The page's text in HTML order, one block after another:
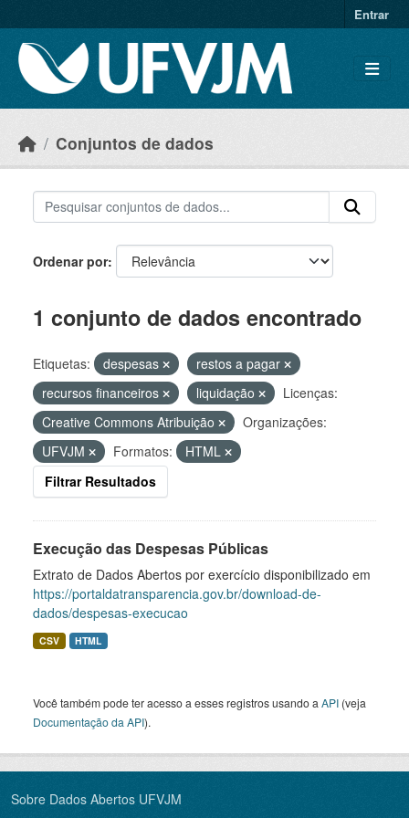
Entrar
Conjuntos de dados
Ordenar por
1 conjunto de dados encontrado
Etiquetas: despesas
restos a pagar
recursos financeiros
liquidação
Licenças:
Creative Commons Atribuição
Organizações:
UFVJM
Formatos:
HTML
Filtrar Resultados
Execução das Despesas Públicas
Extrato de Dados Abertos por exercício disponibilizado em
https://portaldatransparencia.gov.br/download-de-
dados/despesas-execucao
CSV HTML
Você também pode ter acesso a esses registros usando a API (veja
Documentação da API).
Sobre Dados Abertos UFVJM